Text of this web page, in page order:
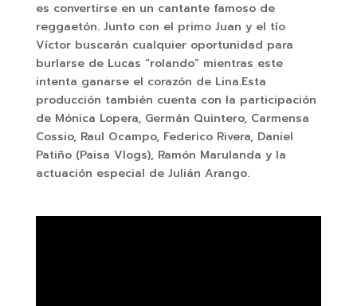
es convertirse en un cantante famoso de
reggaetón. Junto con el primo Juan y el tío
Víctor buscarán cualquier oportunidad para
burlarse de Lucas “rolando” mientras este
intenta ganarse el corazón de Lina.Esta
producción también cuenta con la participación
de Mónica Lopera, Germán Quintero, Carmensa
Cossio, Raul Ocampo, Federico Rivera, Daniel
Patiño (Paisa Vlogs), Ramón Marulanda y la
actuación especial de Julián Arango.